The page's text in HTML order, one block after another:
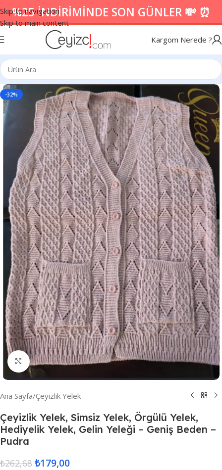
Skip to navigation
Skip to main content
%25 İNDİRİMİNDE SON GÜNLER 💸 ⏰
Kargom Nerede ?
-32%
Resmi Büyüt
Ana Sayfa/Çeyizlik Yelek
Çeyizlik Yelek, Simsiz Yelek, Örgülü Yelek,
Hediyelik Yelek, Gelin Yeleği – Geniş Beden –
Pudra
₺262,68 ₺179,00